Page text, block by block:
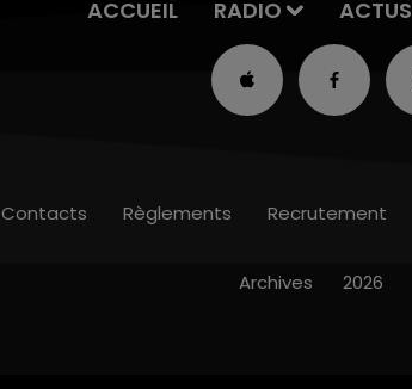
ACCUEIL RADIO ACTUS
Contacts Règlements Recrutement
Archives 2026